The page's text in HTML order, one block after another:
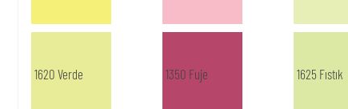
1620 Verde 1350 Fuje 1625 Fıstık